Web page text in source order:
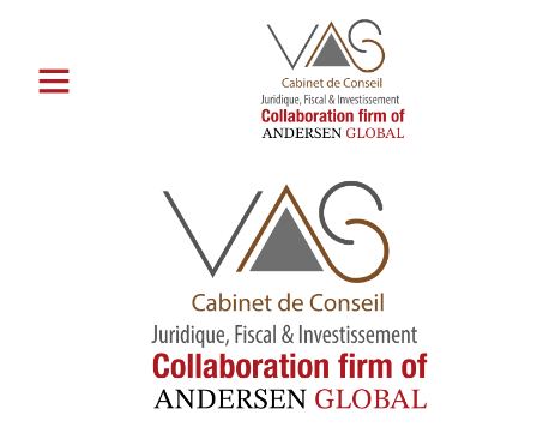
Catégorie : sitio web legГ­timo
de la novia por correo